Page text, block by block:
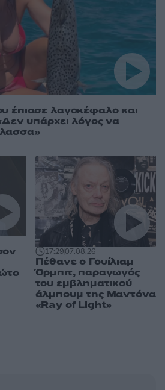
έπιασε λαγοκέφαλο και
υπάρχει λόγος να
17:2907.08.26
Πέθανε ο Γουίλιαμ
Όρμπιτ, παραγωγός
του εμβληματικού
άλμπουμ της Μαντόνα
«Ray of Light»